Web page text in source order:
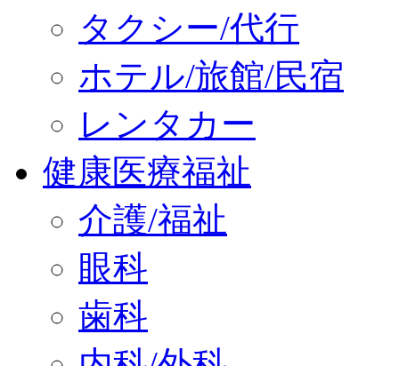
タクシー/代行
ホテル/旅館/民宿
レンタカー
健康医療福祉
介護/福祉
眼科
歯科